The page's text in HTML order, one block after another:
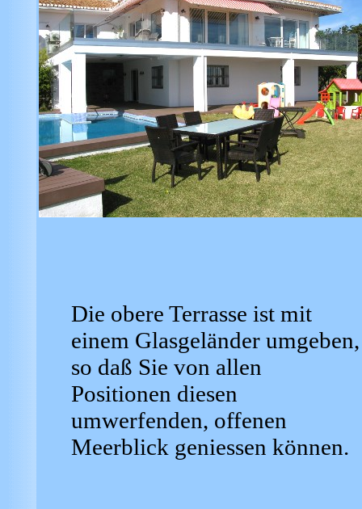
Die obere Terrasse ist mit
einem Glasgeländer umgeben,
so daß Sie von allen
Positionen diesen
umwerfenden, offenen
Meerblick geniessen können.